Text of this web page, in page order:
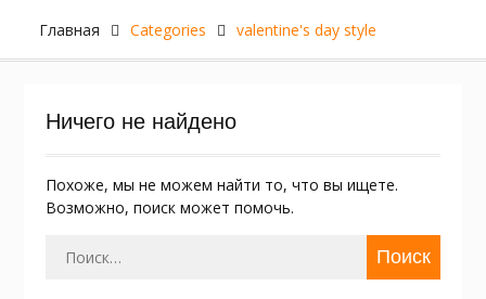
Главная Categories valentine's day style
Ничего не найдено
Похоже, мы не можем найти то, что вы ищете.
Возможно, поиск может помочь.